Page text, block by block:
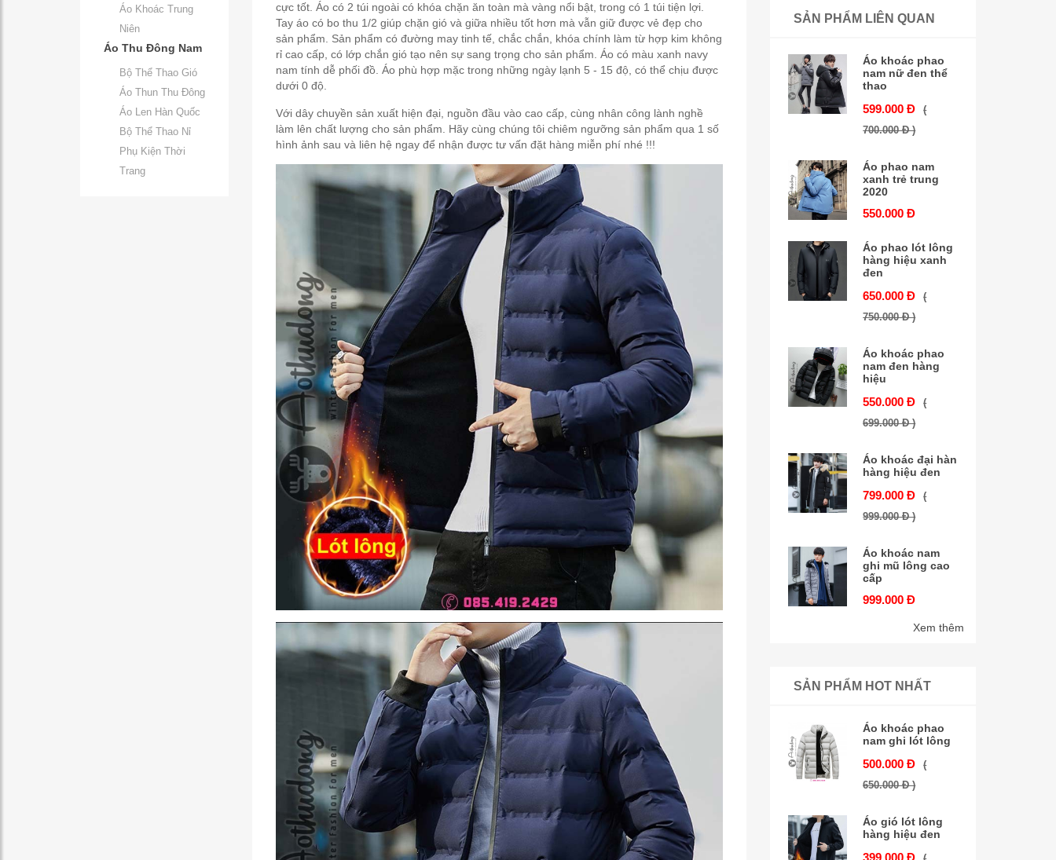
Áo Khoác Trung
Niên
Áo Thu Đông Nam
Bộ Thể Thao Gió
Áo Thun Thu Đông
Áo Len Hàn Quốc
Bộ Thể Thao Nỉ
Phụ Kiện Thời
Trang
cực tốt. Áo có 2 túi ngoài có khóa chặn ăn toàn mà vàng nổi bật, trong có 1 túi tiện lợi.
Tay áo có bo thu 1/2 giúp chặn gió và giữa nhiều tốt hơn mà vẫn giữ được vẻ đẹp cho
sản phẩm. Sản phẩm có đường may tinh tế, chắc chắn, khóa chính làm từ hợp kim không
rỉ cao cấp, có lớp chắn gió tạo nên sự sang trọng cho sản phẩm. Áo có màu xanh navy
nam tính dễ phối đồ. Áo phù hợp mặc trong những ngày lạnh 5 - 15 độ, có thể chịu được
dưới 0 độ.
Với dây chuyền sản xuất hiện đại, nguồn đầu vào cao cấp, cùng nhân công lành nghề
làm lên chất lượng cho sản phẩm. Hãy cùng chúng tôi chiêm ngưỡng sản phẩm qua 1 số
hình ảnh sau và liên hệ ngay để nhận được tư vấn đặt hàng miễn phí nhé !!!
SẢN PHẨM LIÊN QUAN
Áo khoác phao
nam nữ đen thể
thao
599.000 Đ
(
700.000 Đ )
Áo phao nam
xanh trẻ trung
2020
550.000 Đ
Áo phao lót lông
hàng hiệu xanh
đen
650.000 Đ
(
750.000 Đ )
Áo khoác phao
nam đen hàng
hiệu
550.000 Đ
(
699.000 Đ )
Áo khoác đại hàn
hàng hiệu đen
799.000 Đ
(
999.000 Đ )
Áo khoác nam
ghi mũ lông cao
cấp
999.000 Đ
Xem thêm
SẢN PHẨM HOT NHẤT
Áo khoác phao
nam ghi lót lông
500.000 Đ
(
650.000 Đ )
Áo gió lót lông
hàng hiệu đen
399.000 Đ